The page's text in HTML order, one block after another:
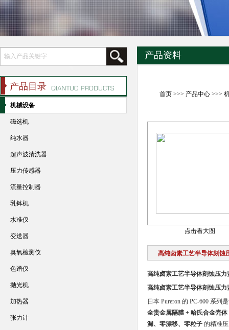
产品资料
首页>>> 产品中心>>>
点击看大图
高纯卤素工艺半导体刻蚀
高纯卤素工艺半导体刻蚀压力
高纯卤素工艺半导体刻蚀压力
日本 Pureron 的 PC-600 系列
全贵金属隔膜 + 哈氏合金壳
漏、零漂移、零粒子的精准
产品目录
机械设备
磁选机
纯水器
超声波清洗器
压力传感器
流量控制器
乳钵机
水准仪
变送器
臭氧检测仪
色谱仪
抛光机
加热器
张力计